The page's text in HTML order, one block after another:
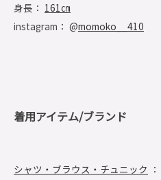
身長： 161㎝
instagram： @momoko__410
着用アイテム/ブランド
シャツ・ブラウス・チュニック ：